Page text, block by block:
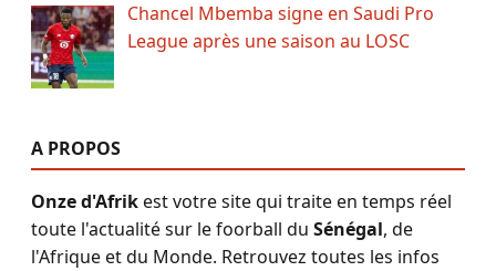
Chancel Mbemba signe en Saudi Pro
League après une saison au LOSC
A PROPOS
Onze d'Afrikest votre site qui traite en temps réel
toute l'actualité sur le foorball du Sénégal, de
l'Afrique et du Monde. Retrouvez toutes les infos